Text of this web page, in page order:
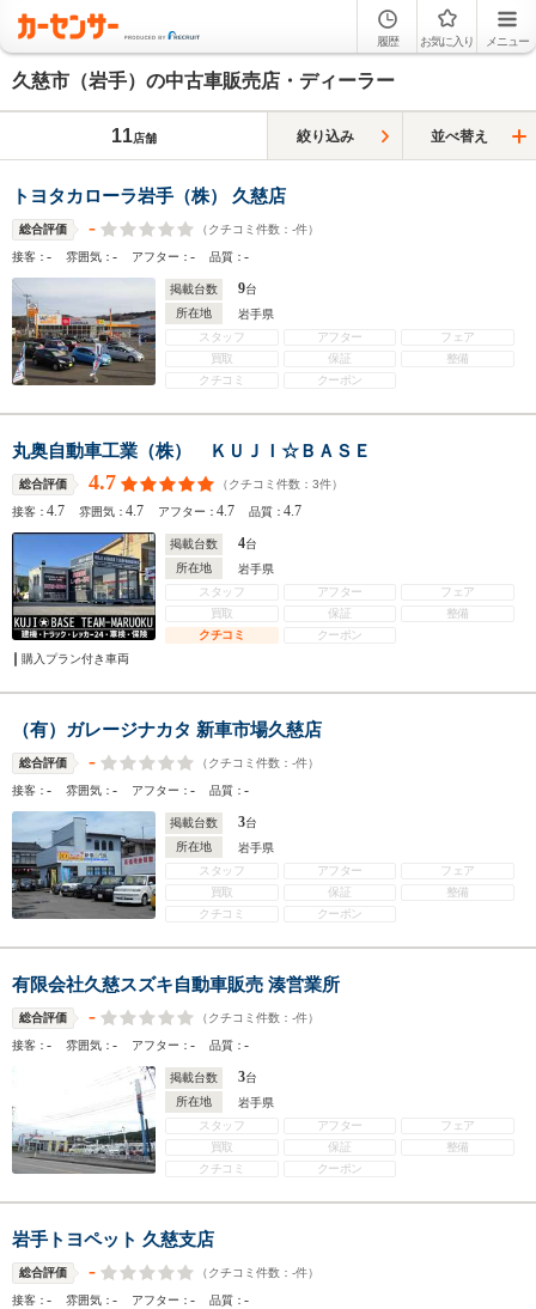
履歴 お気に入り メニュー
久慈市（岩手）の中古車販売店・ディーラー
11店舗 絞り込み 並べ替え
トヨタカローラ岩手（株） 久慈店
総合評価 - （クチコミ件数： -件）
接客：- 雰囲気：- アフター：- 品質：-
掲載台数 9台
所在地
岩手県
スタッフ
アフター
フェア
買取
保証
整備
クチコミ
クーポン
丸奥自動車工業（株） ＫＵＪＩ☆ＢＡＳＥ
総合評価 4.7 （クチコミ件数： 3件）
接客：4.7 雰囲気：4.7 アフター：4.7 品質：4.7
掲載台数 4台
所在地
岩手県
スタッフ
アフター
フェア
買取
保証
整備
クチコミ
クーポン
購入プラン付き車両
（有）ガレージナカタ 新車市場久慈店
総合評価 - （クチコミ件数： -件）
接客：- 雰囲気：- アフター：- 品質：-
掲載台数 3台
所在地
岩手県
スタッフ
アフター
フェア
買取
保証
整備
クチコミ
クーポン
有限会社久慈スズキ自動車販売 湊営業所
総合評価 - （クチコミ件数： -件）
接客：- 雰囲気：- アフター：- 品質：-
掲載台数 3台
所在地
岩手県
スタッフ
アフター
フェア
買取
保証
整備
クチコミ
クーポン
岩手トヨペット 久慈支店
総合評価 - （クチコミ件数： -件）
接客：- 雰囲気：- アフター：- 品質：-